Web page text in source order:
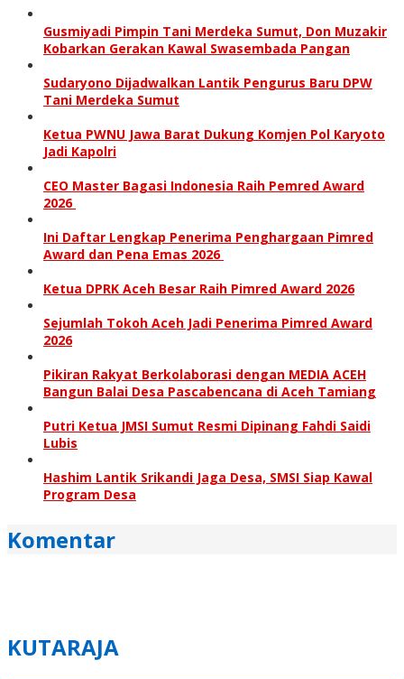
Gusmiyadi Pimpin Tani Merdeka Sumut, Don Muzakir
Kobarkan Gerakan Kawal Swasembada Pangan
Sudaryono Dijadwalkan Lantik Pengurus Baru DPW
Tani Merdeka Sumut
Ketua PWNU Jawa Barat Dukung Komjen Pol Karyoto
Jadi Kapolri
CEO Master Bagasi Indonesia Raih Pemred Award
2026
Ini Daftar Lengkap Penerima Penghargaan Pimred
Award dan Pena Emas 2026
Ketua DPRK Aceh Besar Raih Pimred Award 2026
Sejumlah Tokoh Aceh Jadi Penerima Pimred Award
2026
Pikiran Rakyat Berkolaborasi dengan MEDIA ACEH
Bangun Balai Desa Pascabencana di Aceh Tamiang
Putri Ketua JMSI Sumut Resmi Dipinang Fahdi Saidi
Lubis
Hashim Lantik Srikandi Jaga Desa, SMSI Siap Kawal
Program Desa
Komentar
KUTARAJA